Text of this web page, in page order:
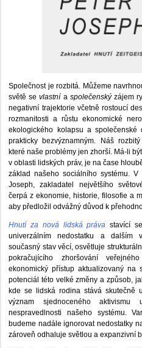
Společnost je rozbitá. Můžeme
světě sevlastní a společenskýzájem
negativní trajektorie včetně rostoucí
rozmanitosti a růstu ekonomické
ekologického kolapsu a společenské
prakticky bezvýznamným. Náš
které naše problémy jen zhorší. Má-li
v oblasti lidských práv, je na čase
základ našeho sociálního systému.
Joseph, zakladatel největšího
čerpá z ekonomie, historie, filosofie a
aby předložil odvážný důvod k
Hnutí za nová lidská práva stavící
univerzálním nedostatku a dalším
současný stav věcí, osvětluje
pokračujícího zhoršování
ekonomický přístup aktualizovaný na
potenciál této velké změny a způsob,
kde se lidská rodina stává skutečně
význam sjednoceného
nespravedlnosti našeho systému.
budeme nadále ignorovat nedostatky
zároveň odhaluje světlou a expanzivní